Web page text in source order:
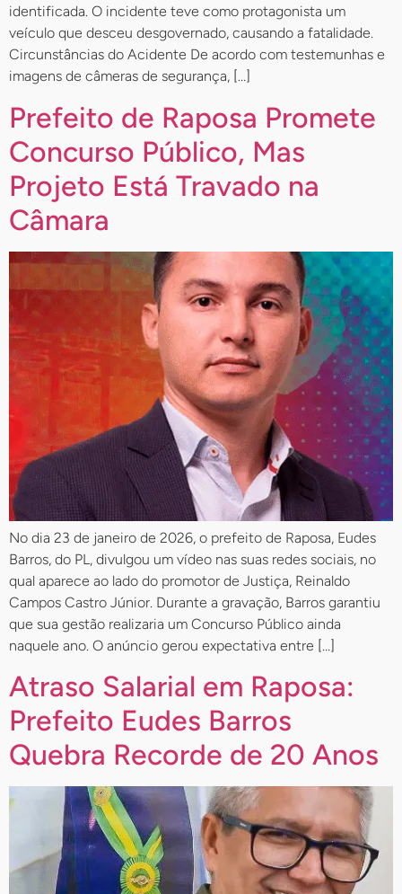
identificada. O incidente teve como protagonista um
veículo que desceu desgovernado, causando a fatalidade.
Circunstâncias do Acidente De acordo com testemunhas e
imagens de câmeras de segurança, […]
Prefeito de Raposa Promete
Concurso Público, Mas
Projeto Está Travado na
Câmara
No dia 23 de janeiro de 2026, o prefeito de Raposa, Eudes
Barros, do PL, divulgou um vídeo nas suas redes sociais, no
qual aparece ao lado do promotor de Justiça, Reinaldo
Campos Castro Júnior. Durante a gravação, Barros garantiu
que sua gestão realizaria um Concurso Público ainda
naquele ano. O anúncio gerou expectativa entre […]
Atraso Salarial em Raposa:
Prefeito Eudes Barros
Quebra Recorde de 20 Anos